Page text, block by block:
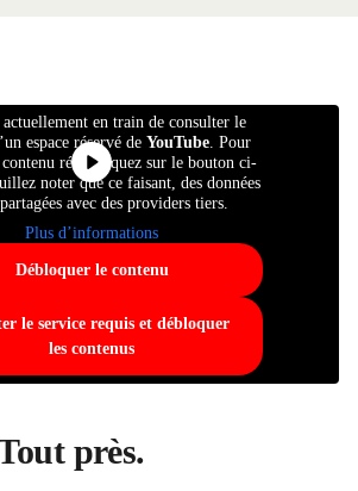
actuellement en train de consulter le
espace réservé de YouTube. Pour
contenu réel, cliquez sur le bouton ci-
noter que ce faisant, des données
avec des providers tiers.
Plus d’informations
Débloquer le contenu
le service requis et débloquer
les contenus
près.